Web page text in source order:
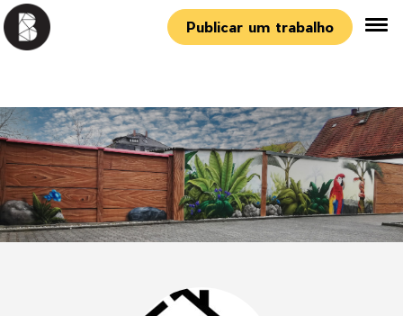
Publicar um trabalho